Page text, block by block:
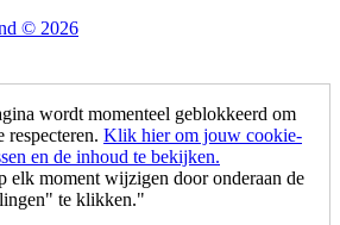
© 2026
wordt momenteel geblokkeerd om
Klik hier om jouw cookie-
en de inhoud te bekijken.
elk moment wijzigen door onderaan de
te klikken."